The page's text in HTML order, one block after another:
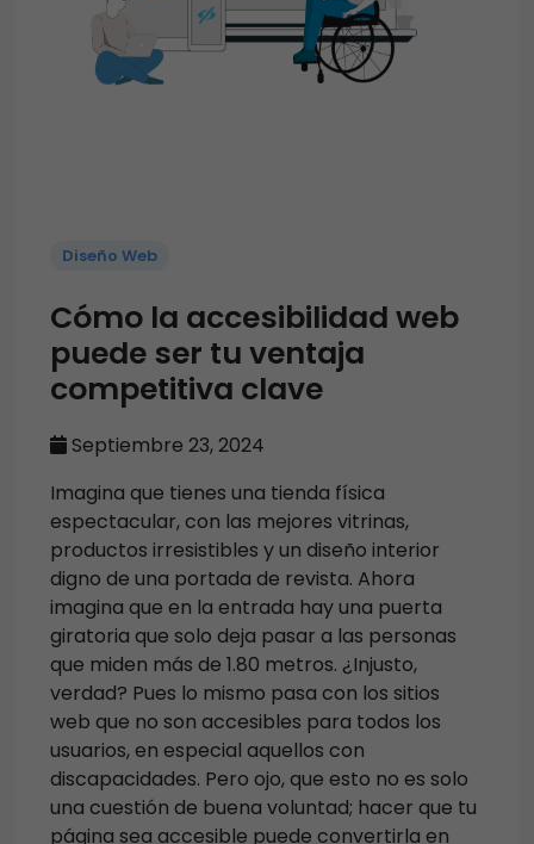
Diseño Web
Cómo la accesibilidad web
puede ser tu ventaja
competitiva clave
Septiembre 23, 2024
Imagina que tienes una tienda física
espectacular, con las mejores vitrinas,
productos irresistibles y un diseño interior
digno de una portada de revista. Ahora
imagina que en la entrada hay una puerta
giratoria que solo deja pasar a las personas
que miden más de 1.80 metros. ¿Injusto,
verdad? Pues lo mismo pasa con los sitios
web que no son accesibles para todos los
usuarios, en especial aquellos con
discapacidades. Pero ojo, que esto no es solo
una cuestión de buena voluntad; hacer que tu
página sea accesible puede convertirla en